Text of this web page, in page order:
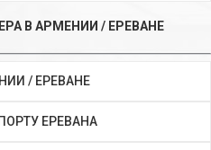
В АРМЕНИИ / ЕРЕВАНЕ
/ ЕРЕВАНЕ
ЕРЕВАНА